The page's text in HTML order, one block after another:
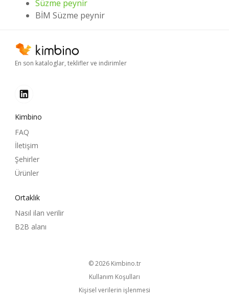
Süzme peynir
BİM Süzme peynir
En son kataloglar, teklifler ve indirimler
Kimbino
FAQ
İletişim
Şehirler
Ürünler
Ortaklık
Nasıl ilan verilir
B2B alanı
© 2026 kimbino.tr
Kullanım Koşulları
Kişisel verilerin işlenmesi